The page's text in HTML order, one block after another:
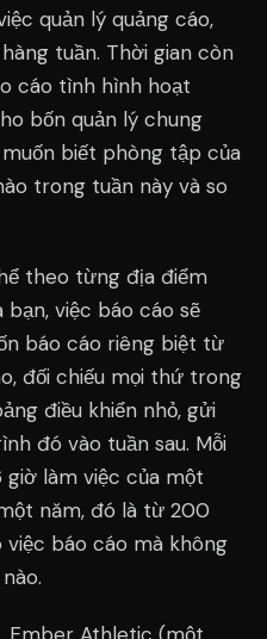
quản lý quảng cáo,
tuần. Thời gian còn
cáo tình hình hoạt
bốn quản lý chung
biết phòng tập của
trong tuần này và so
theo từng địa điểm
việc báo cáo sẽ
báo cáo riêng biệt từ
đối chiếu mọi thứ trong
điều khiển nhỏ, gửi
đó vào tuần sau. Mỗi
làm việc của một
năm, đó là từ 200
báo cáo mà không